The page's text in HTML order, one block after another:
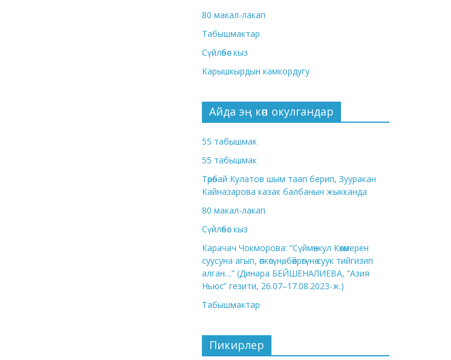
80 макал-лакап
Табышмактар
Сүйлөбөс кыз
Карышкырдын камкордугу
Айда эң көп окулгандар
55 табышмак
55 табышмак
Төрөбай Кулатов шым таап берип, Зууракан
Кайназарова казак балбанын жыкканда
80 макал-лакап
Сүйлөбөс кыз
Карачач Чокморова: “Сүймөнкул Көкөмерен
суусуна агып, өпкөсүнө, бөйрөгүнө суук тийгизип
алган…” (Динара БЕЙШЕНАЛИЕВА, “Азия
Ньюс” гезити, 26.07–17.08.2023-ж.)
Табышмактар
Пикирлер